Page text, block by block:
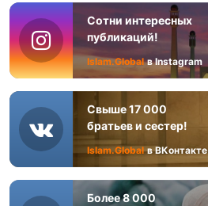
Сотни интересных
публикаций!
Islam.Global в Instagram
Свыше 17 000
братьев и сестер!
Islam.Global в ВКонтакте
Более 8 000